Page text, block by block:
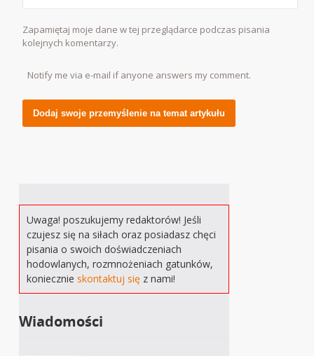
Zapamiętaj moje dane w tej przeglądarce podczas pisania
kolejnych komentarzy.
Notify me via e-mail if anyone answers my comment.
Uwaga! poszukujemy redaktorów! Jeśli
czujesz się na siłach oraz posiadasz chęci
pisania o swoich doświadczeniach
hodowlanych, rozmnożeniach gatunków,
koniecznieskontaktuj się z nami!
Wiadomości